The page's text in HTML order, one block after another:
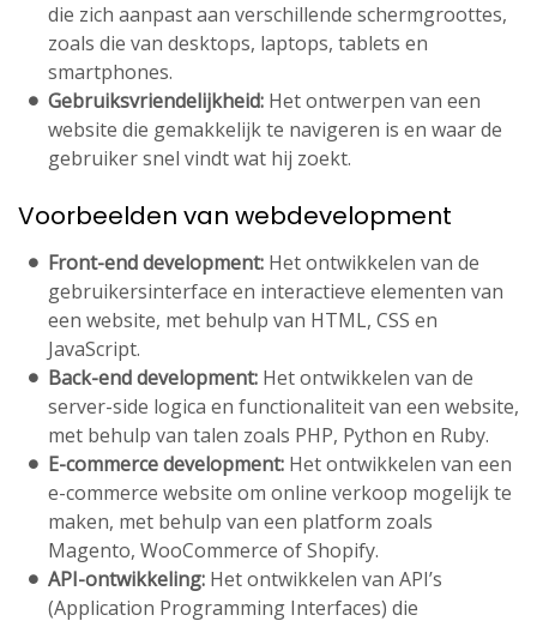
die zich aanpast aan verschillende schermgroottes,
zoals die van desktops, laptops, tablets en
smartphones.
Gebruiksvriendelijkheid: Het ontwerpen van een
website die gemakkelijk te navigeren is en waar de
gebruiker snel vindt wat hij zoekt.
Voorbeelden van webdevelopment
Front-end development: Het ontwikkelen van de
gebruikersinterface en interactieve elementen van
een website, met behulp van HTML, CSS en
JavaScript.
Back-end development: Het ontwikkelen van de
server-side logica en functionaliteit van een website,
met behulp van talen zoals PHP, Python en Ruby.
E-commerce development: Het ontwikkelen van een
e-commerce website om online verkoop mogelijk te
maken, met behulp van een platform zoals
Magento, WooCommerce of Shopify.
API-ontwikkeling: Het ontwikkelen van API’s
(Application Programming Interfaces) die